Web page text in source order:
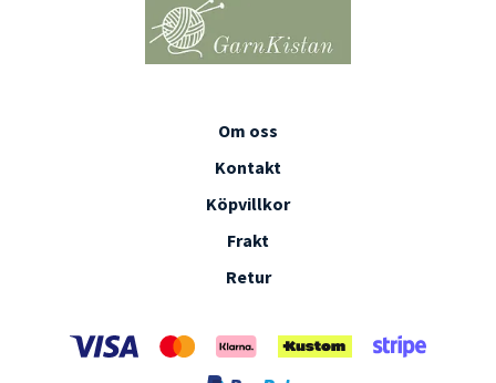
Om oss
Kontakt
Köpvillkor
Frakt
Retur